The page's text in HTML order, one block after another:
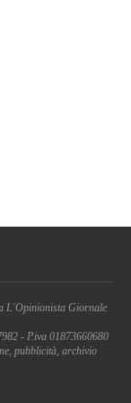
L'Opinionista Giornale
- P.iva 01873660680
pubblicità, archivio